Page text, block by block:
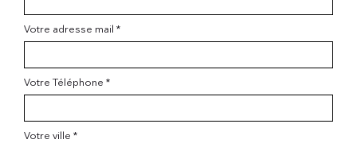
Votre adresse mail *
Votre Téléphone *
Votre ville *